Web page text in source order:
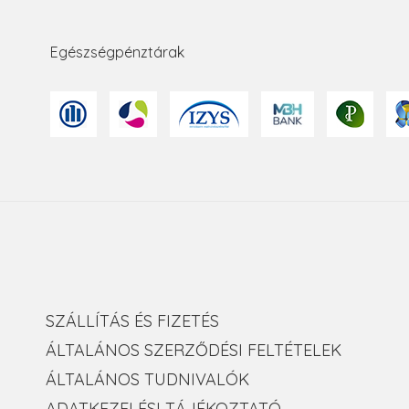
Egészségpénztárak
SZÁLLÍTÁS ÉS FIZETÉS
ÁLTALÁNOS SZERZŐDÉSI FELTÉTELEK
ÁLTALÁNOS TUDNIVALÓK